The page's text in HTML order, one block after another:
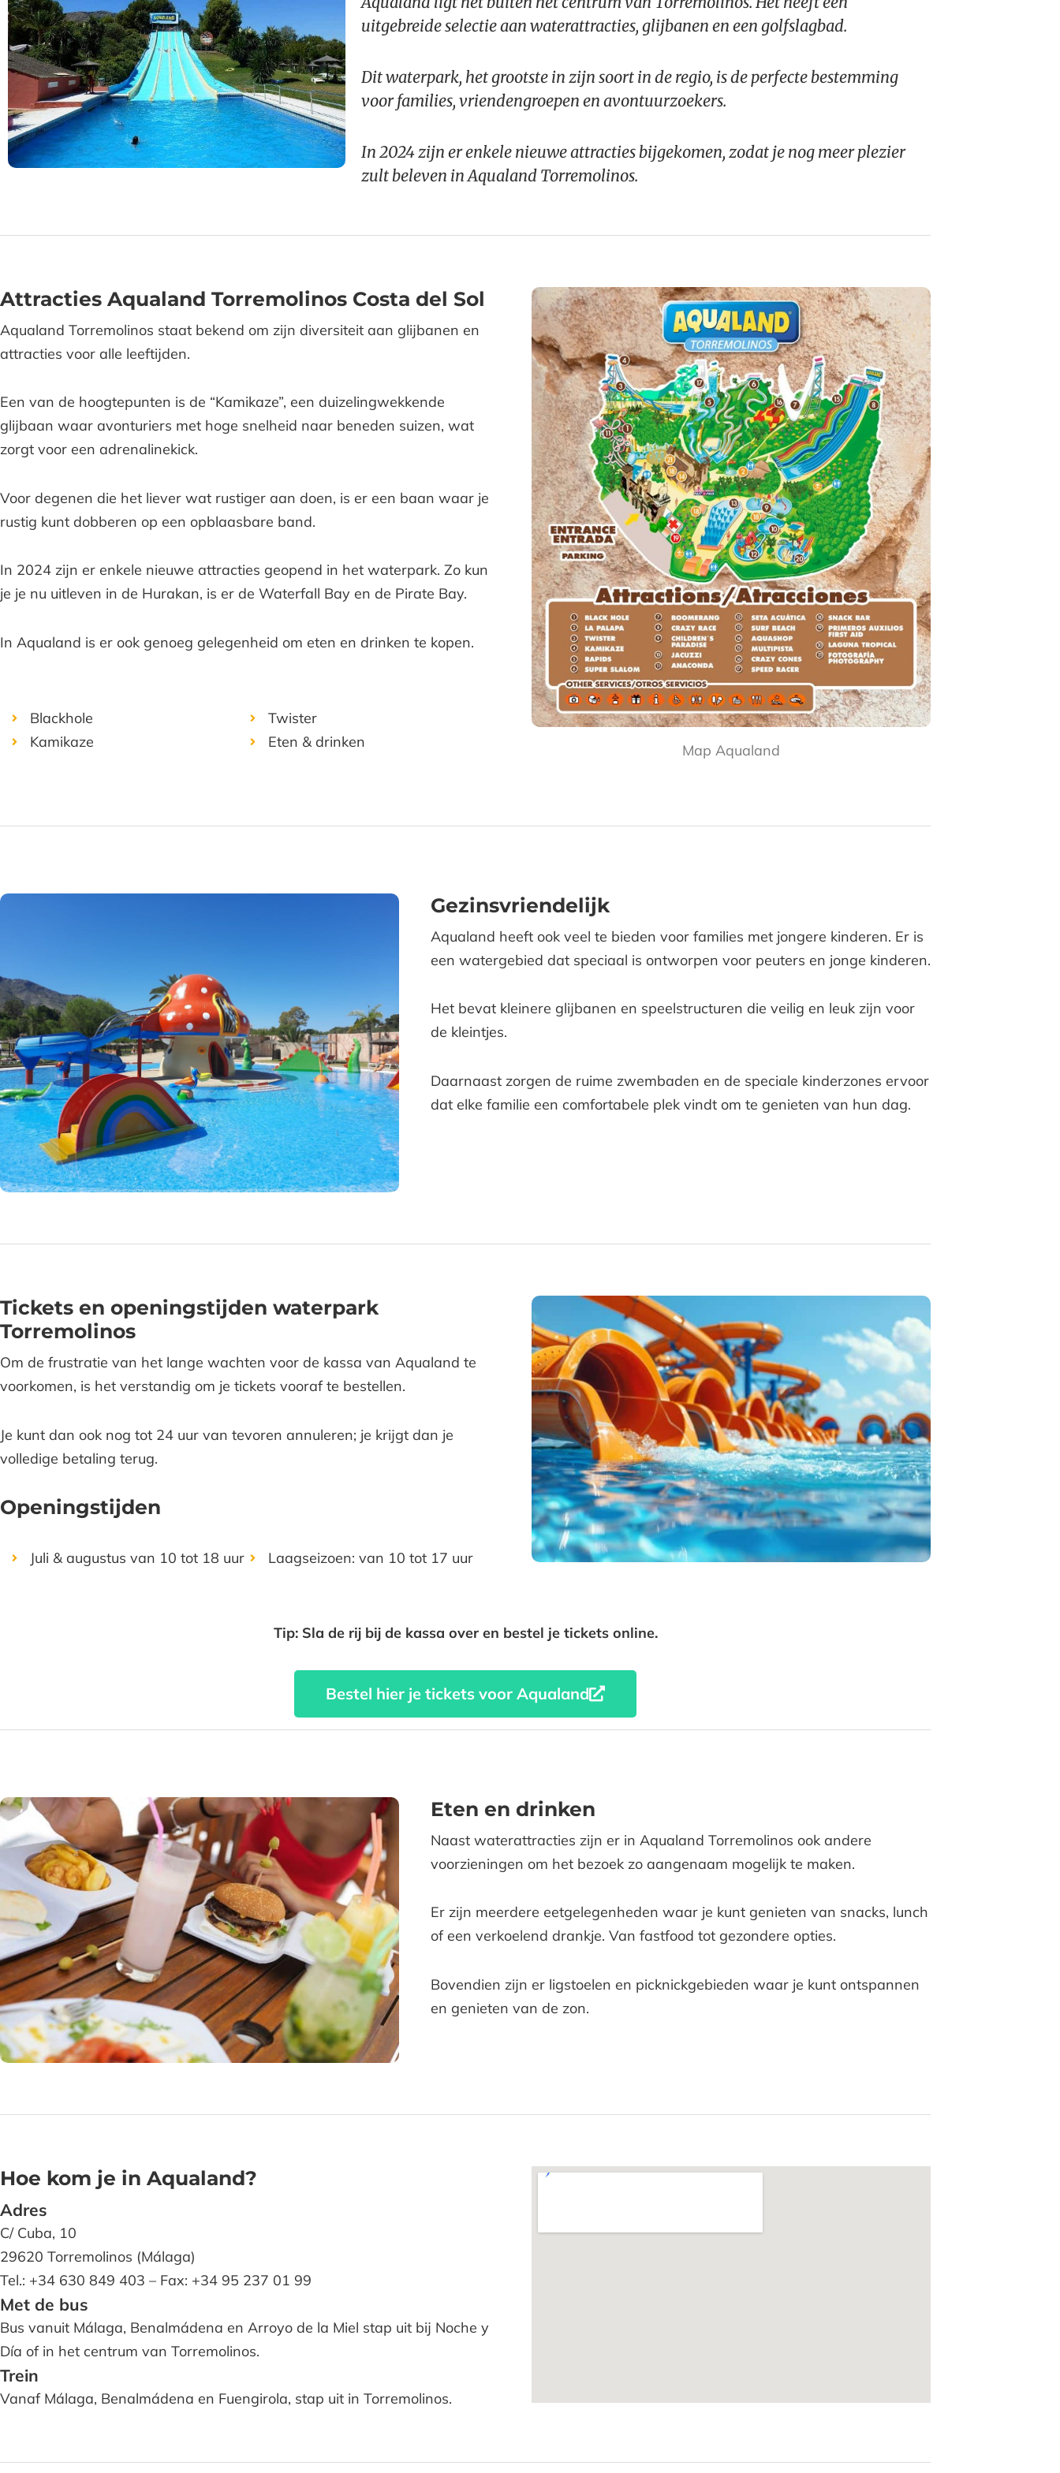
uitgebreide selectie aan waterattracties, glijbanen en een golfslagbad.
Dit waterpark, het grootste in zijn soort in de regio, is de perfecte bestemming
voor families, vriendengroepen en avontuurzoekers.
In 2024 zijn er enkele nieuwe attracties bijgekomen, zodat je nog meer plezier
zult beleven in Aqualand Torremolinos.
Attracties Aqualand Torremolinos Costa del Sol
Aqualand Torremolinos staat bekend om zijn diversiteit aan glijbanen en
attracties voor alle leeftijden.
Een van de hoogtepunten is de “Kamikaze”, een duizelingwekkende
glijbaan waar avonturiers met hoge snelheid naar beneden suizen, wat
zorgt voor een adrenalinekick.
Voor degenen die het liever wat rustiger aan doen, is er een baan waar je
rustig kunt dobberen op een opblaasbare band.
In 2024 zijn er enkele nieuwe attracties geopend in het waterpark. Zo kun
je je nu uitleven in de Hurakan, is er de Waterfall Bay en de Pirate Bay.
In Aqualand is er ook genoeg gelegenheid om eten en drinken te kopen.
Blackhole
Kamikaze
Twister
Eten & drinken
Map Aqualand
Gezinsvriendelijk
Aqualand heeft ook veel te bieden voor families met jongere kinderen. Er is
een watergebied dat speciaal is ontworpen voor peuters en jonge kinderen.
Het bevat kleinere glijbanen en speelstructuren die veilig en leuk zijn voor
de kleintjes.
Daarnaast zorgen de ruime zwembaden en de speciale kinderzones ervoor
dat elke familie een comfortabele plek vindt om te genieten van hun dag.
Tickets en openingstijden waterpark
Torremolinos
Om de frustratie van het lange wachten voor de kassa van Aqualand te
voorkomen, is het verstandig om je tickets vooraf te bestellen.
Je kunt dan ook nog tot 24 uur van tevoren annuleren; je krijgt dan je
volledige betaling terug.
Openingstijden
Juli & augustus van 10 tot 18 uur Laagseizoen: van 10 tot 17 uur
Tip: Sla de rij bij de kassa over en bestel je tickets online.
Bestel hier je tickets voor Aqualand
Eten en drinken
Naast waterattracties zijn er in Aqualand Torremolinos ook andere
voorzieningen om het bezoek zo aangenaam mogelijk te maken.
Er zijn meerdere eetgelegenheden waar je kunt genieten van snacks, lunch
of een verkoelend drankje. Van fastfood tot gezondere opties.
Bovendien zijn er ligstoelen en picknickgebieden waar je kunt ontspannen
en genieten van de zon.
Hoe kom je in Aqualand?
Adres
C/ Cuba, 10
29620 Torremolinos (Málaga)
Tel.: +34 630 849 403 – Fax: +34 95 237 01 99
Met de bus
Bus vanuit Málaga, Benalmádena en Arroyo de la Miel stap uit bij Noche y
Día of in het centrum van Torremolinos.
Trein
Vanaf Málaga, Benalmádena en Fuengirola, stap uit in Torremolinos.